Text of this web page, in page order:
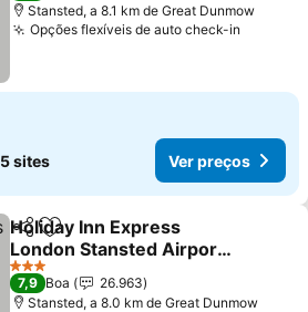
Stansted, a 8.1 km de Great Dunmow
Opções flexíveis de auto check-in
5 sites Ver preços
PartilharAdicionar aos favoritos
Holiday Inn Express
London Stansted Airport
by IHG
Ver preços
3 Estrelas
7,9 Boa
26.963
Stansted, a 8.0 km de Great Dunmow